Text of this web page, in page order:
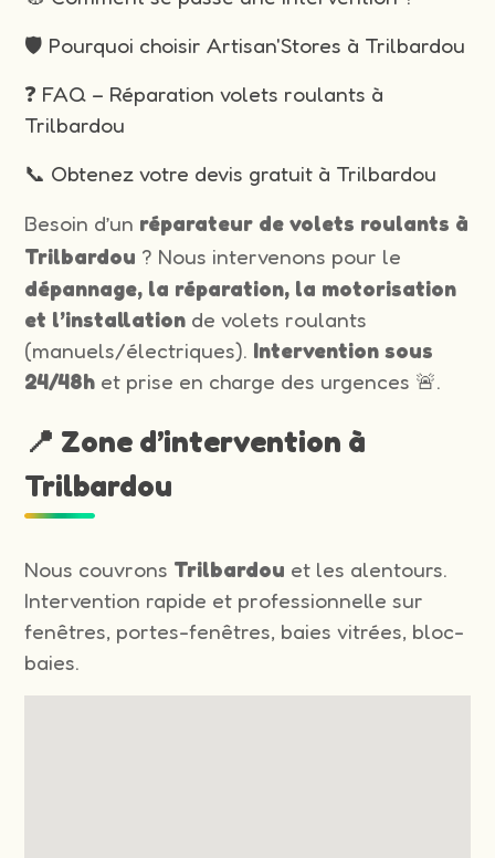
🛡️ Pourquoi choisir Artisan'Stores à Trilbardou
❓ FAQ – Réparation volets roulants à
Trilbardou
📞 Obtenez votre devis gratuit à Trilbardou
Besoin d’un réparateur de volets roulants à
Trilbardou ? Nous intervenons pour le
dépannage, la réparation, la motorisation
et l’installation de volets roulants
(manuels/électriques). Intervention sous
24/48h et prise en charge des urgences 🚨.
📍 Zone d’intervention à
Trilbardou
Nous couvrons Trilbardou et les alentours.
Intervention rapide et professionnelle sur
fenêtres, portes-fenêtres, baies vitrées, bloc-
baies.